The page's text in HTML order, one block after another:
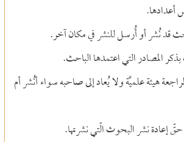
أعدادها.
قد نُشر أو أُرسل للنشر في مكان آخر.
المصادر التي اعتمدها الباحث.
هيئة علميَّة ولا يُعاد إلى صاحبه سواء أنُشر أم
إعادة نشر البحوث الّتي نشرتها.